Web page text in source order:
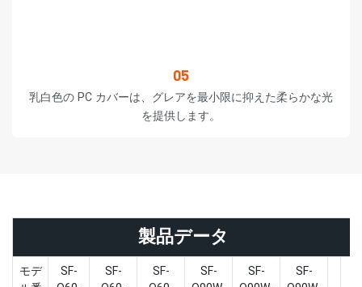
05
乳白色の PC カバーは、グレアを最小限に抑えた柔らかな光
を提供します。
製品データ
モデ
SF-
SF-
SF-
SF-
SF-
SF-